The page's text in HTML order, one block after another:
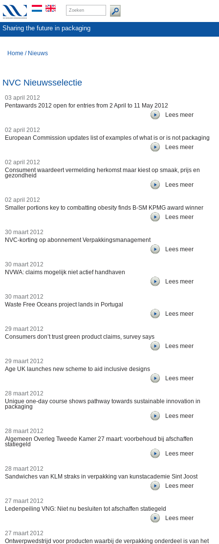
Sharing the future in packaging
Home / Nieuws
NVC Nieuwsselectie
03 april 2012
Pentawards 2012 open for entries from 2 April to 11 May 2012
Lees meer
02 april 2012
European Commission updates list of examples of what is or is not packaging
Lees meer
02 april 2012
Consument waardeert vermelding herkomst maar kiest op smaak, prijs en
gezondheid
Lees meer
02 april 2012
Smaller portions key to combatting obesity finds B-SM KPMG award winner
Lees meer
30 maart 2012
NVC-korting op abonnement Verpakkingsmanagement
Lees meer
30 maart 2012
NVWA: claims mogelijk niet actief handhaven
Lees meer
30 maart 2012
Waste Free Oceans project lands in Portugal
Lees meer
29 maart 2012
Consumers don’t trust green product claims, survey says
Lees meer
29 maart 2012
Age UK launches new scheme to aid inclusive designs
Lees meer
28 maart 2012
Unique one-day course shows pathway towards sustainable innovation in
packaging
Lees meer
28 maart 2012
Algemeen Overleg Tweede Kamer 27 maart: voorbehoud bij afschaffen
statiegeld
Lees meer
28 maart 2012
Sandwiches van KLM straks in verpakking van kunstacademie Sint Joost
Lees meer
27 maart 2012
Ledenpeiling VNG: Niet nu besluiten tot afschaffen statiegeld
Lees meer
27 maart 2012
Ontwerpwedstrijd voor producten waarbij de verpakking onderdeel is van het